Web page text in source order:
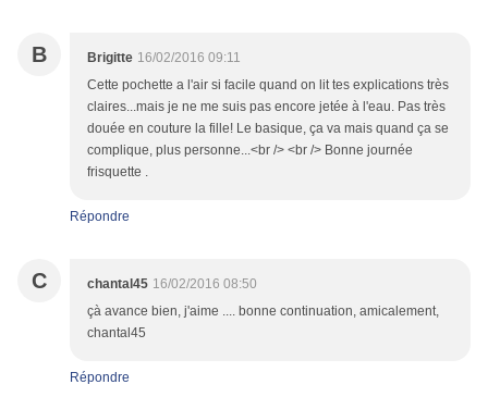
B Brigitte 16/02/2016 09:11
Cette pochette a l'air si facile quand on lit tes explications très
claires...mais je ne me suis pas encore jetée à l'eau. Pas très
douée en couture la fille! Le basique, ça va mais quand ça se
complique, plus personne...<br /> <br /> Bonne journée
frisquette .
Répondre
C chantal45 16/02/2016 08:50
çà avance bien, j'aime .... bonne continuation, amicalement,
chantal45
Répondre